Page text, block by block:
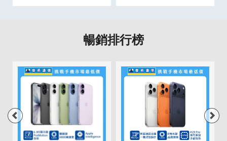
暢銷排行榜